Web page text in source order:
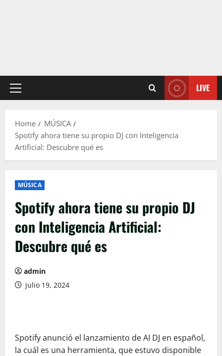
Primary
LIVE
Home
MÚSICA
Spotify ahora tiene su propio DJ con Inteligencia
Artificial: Descubre qué es
MÚSICA
Spotify ahora tiene su propio DJ
con Inteligencia Artificial:
Descubre qué es
admin
julio 19, 2024
Spotify anunció el lanzamiento de AI DJ en español,
la cuál es una herramienta, que estuvo disponible